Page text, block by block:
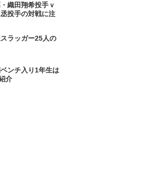
織田翔希投手ｖ
投手の対戦に注
スラッガー25人の
ンチ入り1年生は
介